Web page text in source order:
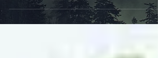
-E' bello sapere che in molti si stanno muovendo
per costruire, nel vero senso della parola, un futuro